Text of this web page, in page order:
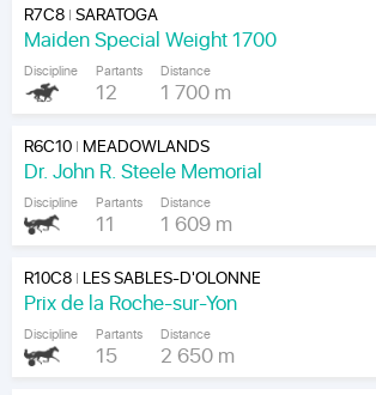
R7C8|SARATOGA
Maiden Special Weight 1700
Discipline Partants
12
Distance
1 700 m
R6C10| MEADOWLANDS
Dr. John R. Steele Memorial
Discipline Partants
11
Distance
1 609 m
R10C8| LES SABLES-D'OLONNE
Prix de la Roche-sur-Yon
Discipline Partants
15
Distance
2 650 m